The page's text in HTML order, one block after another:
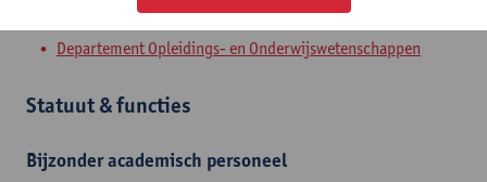
Departement Opleidings- en Onderwijswetenschappen
Statuut & functies
Bijzonder academisch personeel